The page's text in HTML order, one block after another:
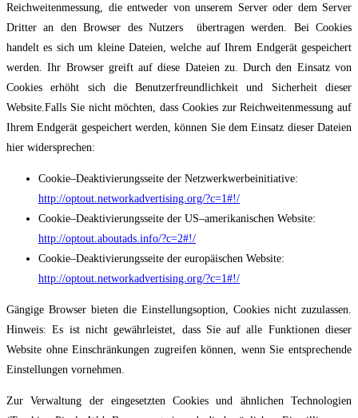
Reichweitenmessung, die entweder von unserem Server oder dem Server
Dritter an den Browser des Nutzers
übertragen werden. Bei Cookies
handelt es sich um kleine Dateien, welche auf Ihrem Endgerät gespeichert
werden. Ihr Browser greift auf diese Dateien zu. Durch den Einsatz von
Cookies erhöht sich die Benutzerfreundlichkeit und Sicherheit dieser
Website. Falls Sie nicht möchten, dass Cookies zur Reichweitenmessung auf
Ihrem Endgerät gespeichert werden, können Sie dem Einsatz dieser Dateien
hier widersprechen:
Cookie–Deaktivierungsseite der Netzwerkwerbeinitiative:
http://optout.networkadvertising.org/?c=1#!/
Cookie–Deaktivierungsseite der US–amerikanischen Website:
http://optout.aboutads.info/?c=2#!/
Cookie–Deaktivierungsseite der europäischen Website:
http://optout.networkadvertising.org/?c=1#!/
Gängige Browser bieten die Einstellungsoption, Cookies nicht zuzulassen.
Hinweis: Es ist nicht gewährleistet, dass Sie auf alle Funktionen dieser
Website ohne Einschränkungen zugreifen können, wenn Sie entsprechende
Einstellungen vornehmen.
Zur Verwaltung der eingesetzten Cookies und ähnlichen Technologien